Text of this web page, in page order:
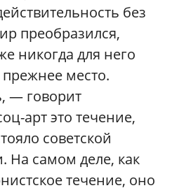
без
преобразился,
никогда для него
прежнее место.
— говорит
арт это течение,
советской
На самом деле, как
течение, оно